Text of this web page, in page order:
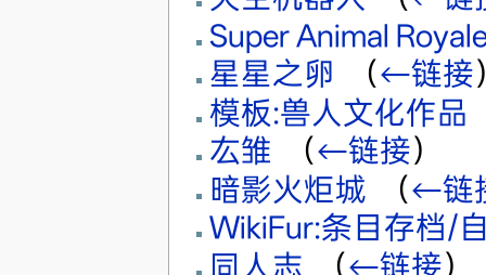
Super Animal
星星之卵
（←链接
模板:兽人文化作品
厷雏
（←链接）
暗影火炬城
（←链
WikiFur:条目存档/
同人志
（←链接）